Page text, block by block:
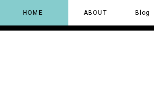
HOME ABOUT Blog